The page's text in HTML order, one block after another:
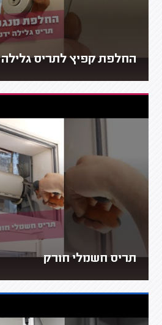
החלפת קפיץ לתריס גלילה
תריס חשמלי חורק